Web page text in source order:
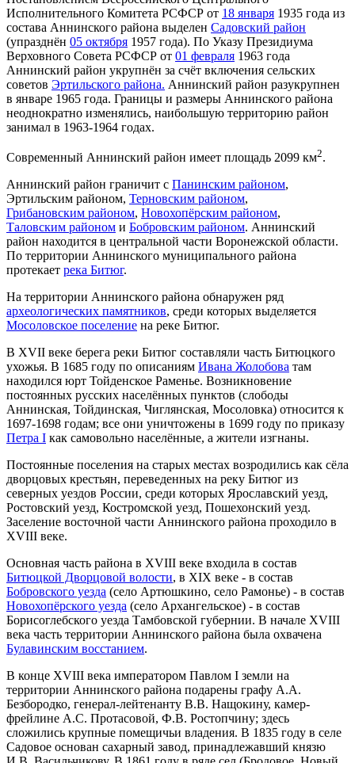
Исполнительного Комитета РСФСР от 18 января 1935 года из
состава Аннинского района выделен Садовский район
(упразднён 05 октября 1957 года). По Указу Президиума
Верховного Совета РСФСР от 01 февраля 1963 года
Аннинский район укрупнён за счёт включения сельских
советов Эртильского района. Аннинский район разукрупнен
в январе 1965 года. Границы и размеры Аннинского района
неоднократно изменялись, наибольшую территорию район
занимал в 1963-1964 годах.
Современный Аннинский район имеет площадь 2099 км2.
Аннинский район граничит с Панинским районом,
Эртильским районом, Терновским районом,
Грибановским районом, Новохопёрским районом,
Таловским районом и Бобровским районом. Аннинский
район находится в центральной части Воронежской области.
По территории Аннинского муниципального района
протекает река Битюг.
На территории Аннинского района обнаружен ряд
археологических памятников, среди которых выделяется
Мосоловское поселение на реке Битюг.
В XVII веке берега реки Битюг составляли часть Битюцкого
ухожья. В 1685 году по описаниям Ивана Жолобова там
находился юрт Тойденское Раменье. Возникновение
постоянных русских населённых пунктов (слободы
Аннинская, Тойдинская, Чиглянская, Мосоловка) относится к
1697-1698 годам; все они уничтожены в 1699 году по приказу
Петра I как самовольно населённые, а жители изгнаны.
Постоянные поселения на старых местах возродились как сёла
дворцовых крестьян, переведенных на реку Битюг из
северных уездов России, среди которых Ярославский уезд,
Ростовский уезд, Костромской уезд, Пошехонский уезд.
Заселение восточной части Аннинского района проходило в
XVIII веке.
Основная часть района в XVIII веке входила в состав
Битюцкой Дворцовой волости, в XIX веке - в состав
Бобровского уезда (село Артюшкино, село Рамонье) - в состав
Новохопёрского уезда (село Архангельское) - в состав
Борисоглебского уезда Тамбовской губернии. В начале XVIII
века часть территории Аннинского района была охвачена
Булавинским восстанием.
В конце XVIII века императором Павлом I земли на
территории Аннинского района подарены графу А.А.
Безбородко, генерал-лейтенанту В.В. Нащокину, камер-
фрейлине А.С. Протасовой, Ф.В. Ростопчину; здесь
сложились крупные помещичьи владения. В 1835 году в селе
Садовое основан сахарный завод, принадлежавший князю